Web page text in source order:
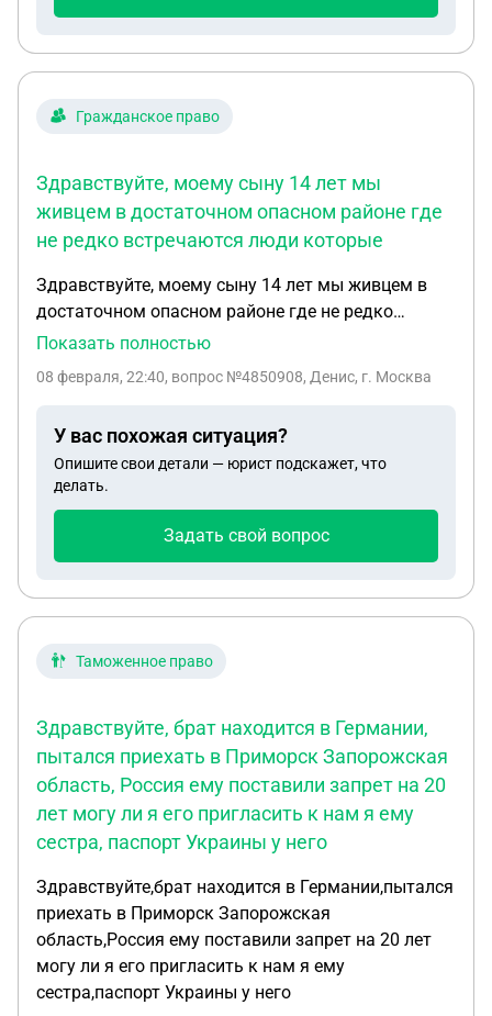
Гражданское право
Здравствуйте, моему сыну 14 лет мы
живцем в достаточном опасном районе где
не редко встречаются люди которые
Здравствуйте, моему сыну 14 лет мы живцем в
достаточном опасном районе где не редко
встречаются люди которые могу приченить вред
приобрести ребенку чтобы не было проблем с
Показать полностью
08 февраля, 22:40, вопрос №4850908, Денис, г. Москва
У вас похожая ситуация?
Опишите свои детали — юрист подскажет, что
делать.
Задать свой вопрос
Таможенное право
Здравствуйте, брат находится в Германии,
пытался приехать в Приморск Запорожская
область, Россия ему поставили запрет на 20
лет могу ли я его пригласить к нам я ему
сестра, паспорт Украины у него
Здравствуйте,брат находится в Германии,пытался
приехать в Приморск Запорожская
область,Россия ему поставили запрет на 20 лет
могу ли я его пригласить к нам я ему
сестра,паспорт Украины у него